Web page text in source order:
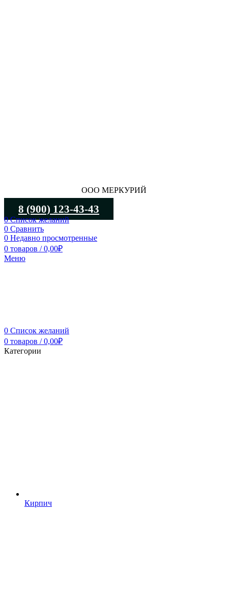
ООО МЕРКУРИЙ
8 (900) 123-43-43
0Список желаний
0 Сравнить
0 Недавно просмотренные
0 товаров / 0,00₽
Меню
0 Список желаний
0 товаров / 0,00₽
Категории
Кирпич